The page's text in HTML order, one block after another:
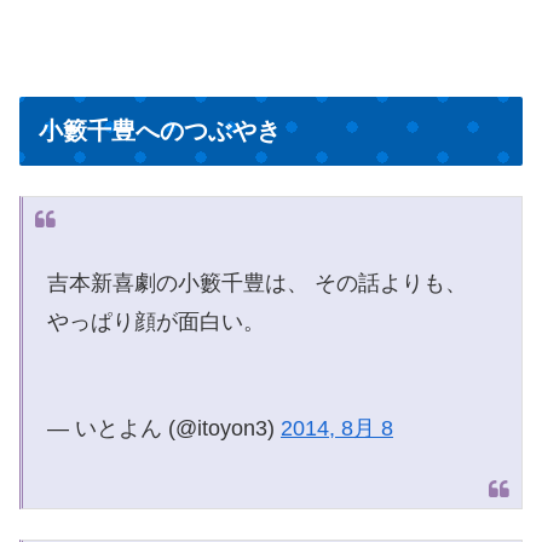
小籔千豊へのつぶやき
吉本新喜劇の小籔千豊は、 その話よりも、
やっぱり顔が面白い。
— いとよん (@itoyon3) 2014, 8月 8